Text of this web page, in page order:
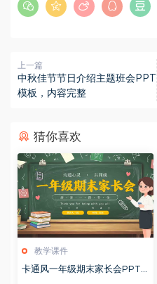
上一篇
中秋佳节节日介绍主题班会PPT
模板，内容完整
猜你喜欢
教学课件
卡通风一年级期末家长会PPT